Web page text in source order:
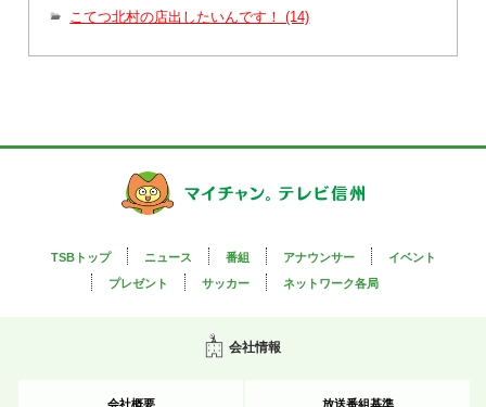
こてつ北村の店出したいんです！ (14)
TSBトップ ニュース 番組 アナウンサー
イベント
プレゼント
サッカー ネットワーク各局
会社情報
会社概要 放送番組基準